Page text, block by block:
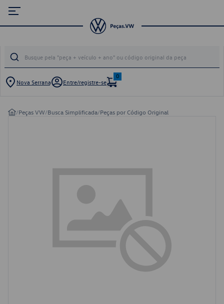
Nova Serrana Entre/registre-se
0
/Peças VW/Busca Simplificada/Peças por Código Original